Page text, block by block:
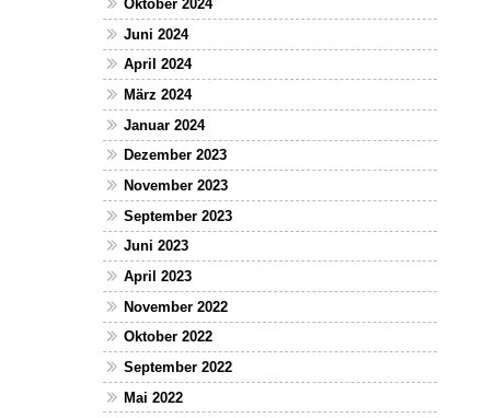
Oktober 2024
Juni 2024
April 2024
März 2024
Januar 2024
Dezember 2023
November 2023
September 2023
Juni 2023
April 2023
November 2022
Oktober 2022
September 2022
Mai 2022